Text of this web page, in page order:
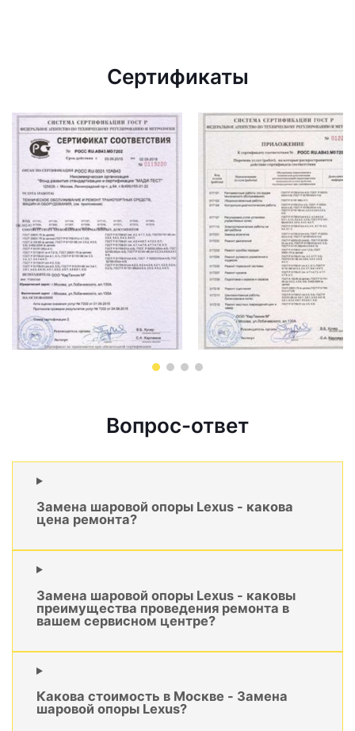
Сертификаты
Вопрос-ответ
Замена шаровой опоры Lexus - какова
цена ремонта?
Замена шаровой опоры Lexus - каковы
преимущества проведения ремонта в
вашем сервисном центре?
Какова стоимость в Москве - Замена
шаровой опоры Lexus?